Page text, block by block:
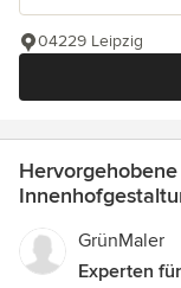
04229 Leipzig
GrünMaler
Experten